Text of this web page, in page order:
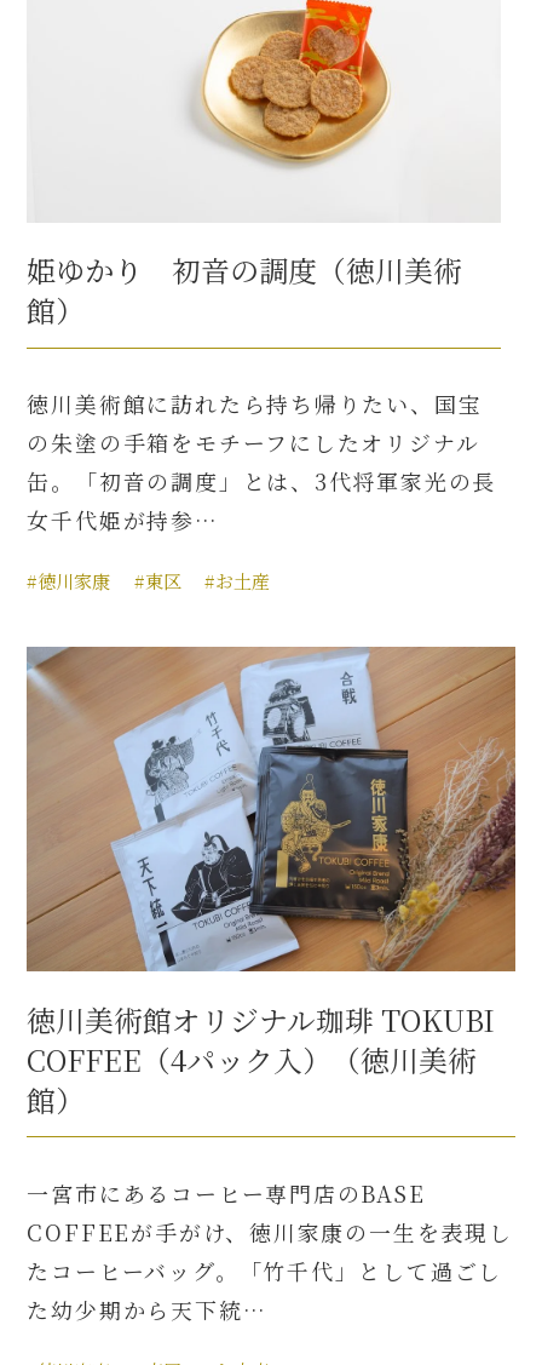
姫ゆかり 初音の調度（徳川美術
館）
徳川美術館に訪れたら持ち帰りたい、国宝
の朱塗の手箱をモチーフにしたオリジナル
缶。「初音の調度」とは、3代将軍家光の長
女千代姫が持参…
#徳川家康 #東区 #お土産
徳川美術館オリジナル珈琲 TOKUBI
COFFEE（4パック入）（徳川美術
館）
一宮市にあるコーヒー専門店のBASE
COFFEEが手がけ、徳川家康の一生を表現し
たコーヒーバッグ。「竹千代」として過ごし
た幼少期から天下統…